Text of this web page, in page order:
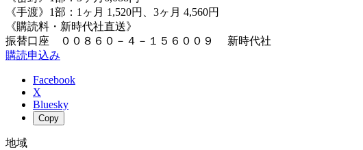
《手渡》1部：1ヶ月 1,520円、3ヶ月 4,560円
《購読料・新時代社直送》
振替口座 ００８６０－４－１５６００９ 新時代社
購読申込み
Facebook
X
Bluesky
Copy
地域